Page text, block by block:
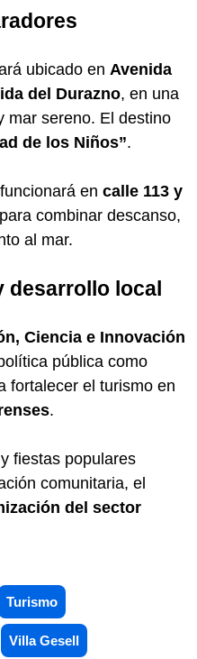
ubicado en Avenida
del Durazno, en una
mar sereno. El destino
de los Niños”.
en calle 113 y
combinar descanso,
al mar.
desarrollo local
Ciencia e Innovación
pública como
fortalecer el turismo en
.
fiestas populares
comunitaria, el
del sector
Turismo
Villa Gesell